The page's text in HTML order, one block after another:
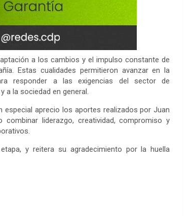
a los cambios y el impulso constante de
Estas cualidades permitieron avanzar en la
responder a las exigencias del sector de
a la sociedad en general.
especial aprecio los aportes realizados por Juan
liderazgo, creatividad, compromiso y
y reitera su agradecimiento por la huella